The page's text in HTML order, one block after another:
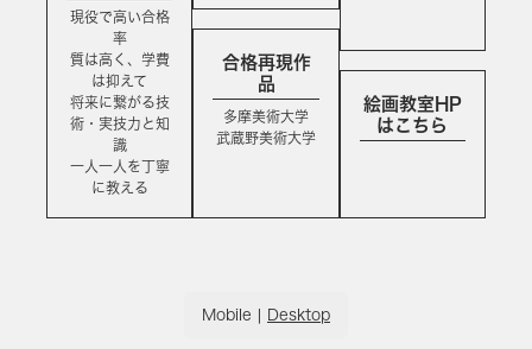
現役で高い合格
率
質は高く、学費
は抑えて
将来に繋がる技
術・実技力と知
識
一人一人を丁寧
に教える
合格再現作
品
多摩美術大学
武蔵野美術大学
絵画教室HP
はこちら
Mobile Desktop